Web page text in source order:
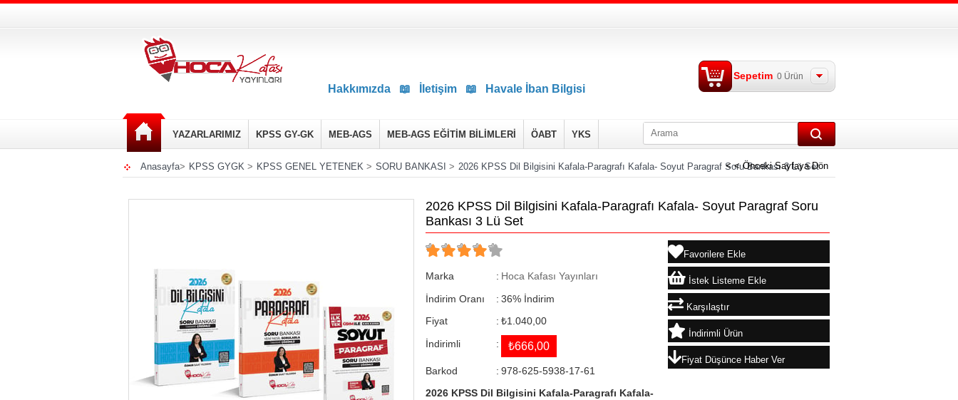
Hakkımızda 📖 İletişim 📖 Havale İban Bilgisi
Sepetim 0 Ürün
YAZARLARIMIZ KPSS GY-GK MEB-AGS MEB-AGS EĞİTİM BİLİMLERİ ÖABT YKS
Anasayfa> KPSS GYGK > KPSS GENEL YETENEK > SORU BANKASI > 2026 KPSS Dil Bilgisini Kafala-Paragrafı Kafala- Soyut Paragraf Soru Bankası 3 Lü Set
< < Önceki Sayfaya Dön
2026 KPSS Dil Bilgisini Kafala-Paragrafı Kafala- Soyut Paragraf Soru
Bankası 3 Lü Set
Marka : Hoca Kafası Yayınları
İndirim Oranı
: %
36
İndirim
Fiyat
: ₺1.040,00
İndirimli
: ₺666,00
Barkod : 978-625-5938-17-61
2026 KPSS Dil Bilgisini Kafala-Paragrafı Kafala-
Favorilere Ekle
İstek Listeme Ekle
Karşılaştır
İndirimli Ürün
Fiyat Düşünce Haber Ver